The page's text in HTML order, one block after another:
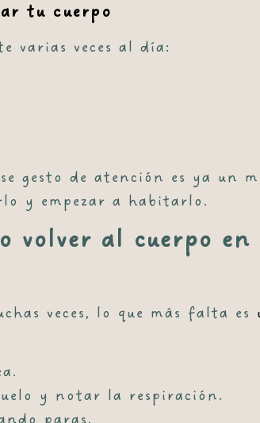
tu cuerpo
varias veces al día:
gesto de atención es ya un
y empezar a habitarlo.
volver al cuerpo
veces, lo que más falta es
y notar la respiración.